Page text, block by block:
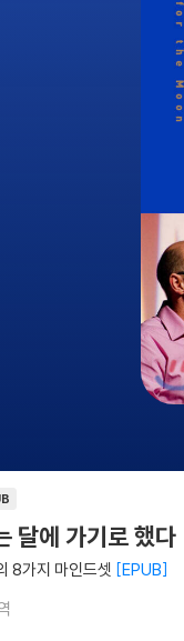
달에 가기로 했다
8가지 마인드셋 EPUB